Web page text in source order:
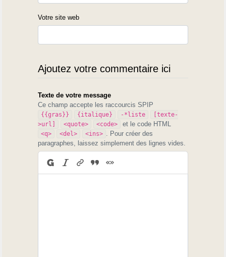
Votre site web
Ajoutez votre commentaire ici
Texte de votre message
Ce champ accepte les raccourcis SPIP
{{gras}} {italique} -*liste
[texte-
>url]
<quote> <code> et le code HTML
<q> <del> <ins>
. Pour créer des
paragraphes, laissez simplement des lignes vides.